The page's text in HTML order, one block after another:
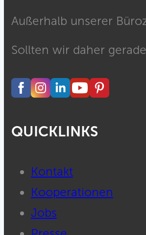
Außerhalb unserer
Sollten wir daher
QUICKLINKS
Kontakt
Kooperationen
Jobs